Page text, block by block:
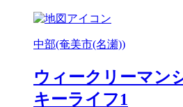
中部(奄美市(名瀬))
ウィークリーマン
キーライフ1